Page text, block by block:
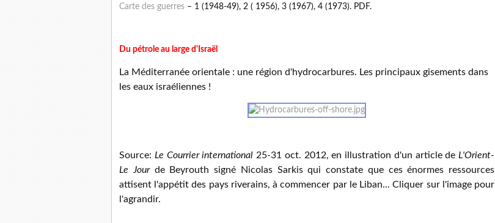
Carte des guerres – 1 (1948-49), 2 ( 1956), 3 (1967), 4 (1973). PDF.
Du pétrole au large d'Israël
La Méditerranée orientale : une région d'hydrocarbures. Les principaux gisements dans
les eaux israéliennes !
Source: Le Courrier international 25-31 oct. 2012, en illustration d'un article de L'Orient-
Le Jourde Beyrouth signé Nicolas Sarkis qui constate que ces énormes ressources
attisent l'appétit des pays riverains, à commencer par le Liban... Cliquer sur l'image pour
l'agrandir.